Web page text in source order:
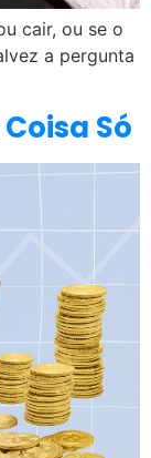
cair, ou se o
a pergunta
Só